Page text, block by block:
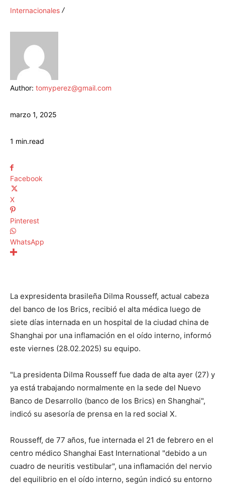
Internacionales
Author: tomyperez@gmail.com
marzo 1, 2025
1 min.read
Facebook
X
Pinterest
WhatsApp
La expresidenta brasileña Dilma Rousseff, actual cabeza
del banco de los Brics, recibió el alta médica luego de
siete días internada en un hospital de la ciudad china de
Shanghai por una inflamación en el oído interno, informó
este viernes (28.02.2025) su equipo.
"La presidenta Dilma Rousseff fue dada de alta ayer (27) y
ya está trabajando normalmente en la sede del Nuevo
Banco de Desarrollo (banco de los Brics) en Shanghai",
indicó su asesoría de prensa en la red social X.
Rousseff, de 77 años, fue internada el 21 de febrero en el
centro médico Shanghai East International "debido a un
cuadro de neuritis vestibular", una inflamación del nervio
del equilibrio en el oído interno, según indicó su entorno